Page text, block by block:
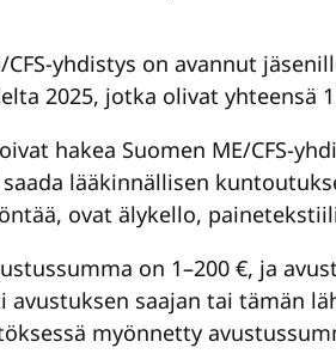
CFS-yhdistys on avannut
2025, jotka olivat yhteensä
hakea Suomen ME/CFS-
lääkinnällisen
ovat älykello,
on 1–200 €, ja
avustuksen saajan tai tämän
myönnetty